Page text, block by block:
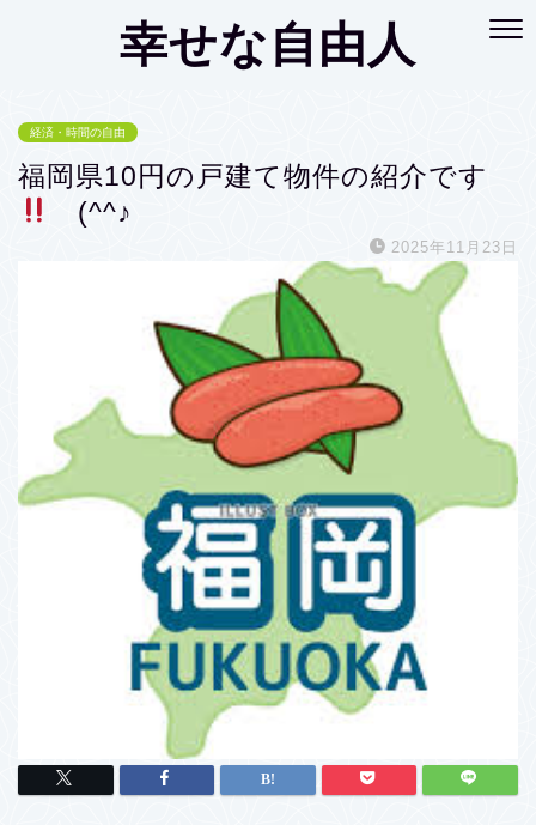
幸せな自由人
経済・時間の自由
福岡県10円の戸建て物件の紹介です
(^^♪
2025年11月23日